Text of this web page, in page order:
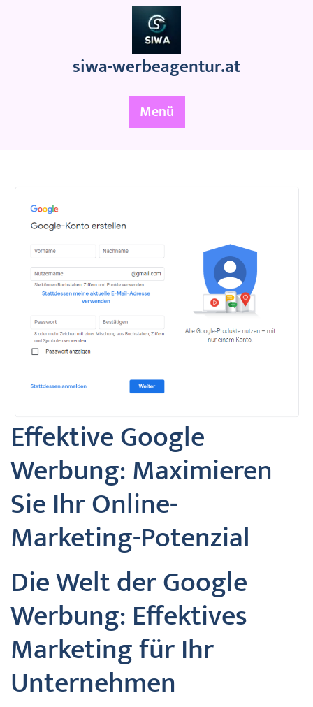
siwa-werbeagentur.at
Menü
Effektive Google
Werbung: Maximieren
Sie Ihr Online-
Marketing-Potenzial
Die Welt der Google
Werbung: Effektives
Marketing für Ihr
Unternehmen